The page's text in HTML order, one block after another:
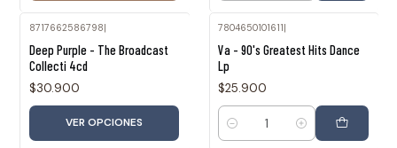
8717662586798|
Deep Purple - The Broadcast
Collecti 4cd
$30.900
VER OPCIONES
7804650101611|
Va - 90's Greatest Hits Dance
Lp
$25.900
Cantidad